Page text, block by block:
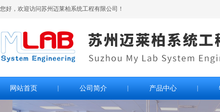
您好，欢迎访问苏州迈莱柏系统工程有限公司！
网站首页 公司简介 产品中心